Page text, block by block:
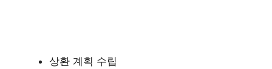
상환 계획 수립